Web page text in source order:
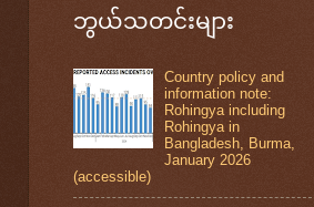
ဘွယ်သတင်းများ
Country policy and
information note:
Rohingya including
Rohingya in
Bangladesh, Burma,
January 2026
(accessible)